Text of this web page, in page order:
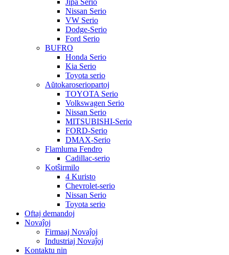
Ĵipa Serio
Nissan Serio
VW Serio
Dodge-Serio
Ford Serio
BUFRO
Honda Serio
Kia Serio
Toyota serio
Aŭtokaroseriopartoj
TOYOTA Serio
Volkswagen Serio
Nissan Serio
MITSUBISHI-Serio
FORD-Serio
DMAX-Serio
Flamluma Fendro
Cadillac-serio
Kotŝirmilo
4 Kuristo
Chevrolet-serio
Nissan Serio
Toyota serio
Oftaj demandoj
Novaĵoj
Firmaaj Novaĵoj
Industriaj Novaĵoj
Kontaktu nin